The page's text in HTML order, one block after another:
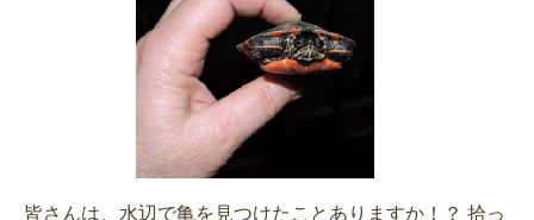
皆さんは、水辺で亀を見つけたことありますか！？ 拾っ